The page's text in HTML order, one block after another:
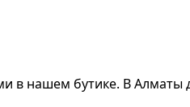
в нашем бутике. В Алматы